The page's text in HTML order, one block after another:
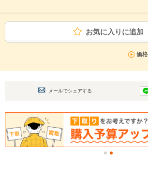
お気に入りに追加
価
メールでシェアする